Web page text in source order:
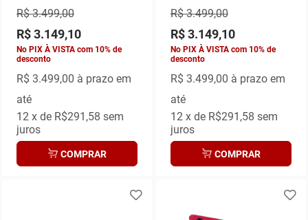
R$ 3.499,00
R$ 3.149,10
No PIX À VISTA com 10% de
desconto
R$ 3.499,00 à prazo em
até
12 x de R$291,58 sem
juros
COMPRAR
R$ 3.499,00
R$ 3.149,10
No PIX À VISTA com 10% de
desconto
R$ 3.499,00 à prazo em
até
12 x de R$291,58 sem
juros
COMPRAR